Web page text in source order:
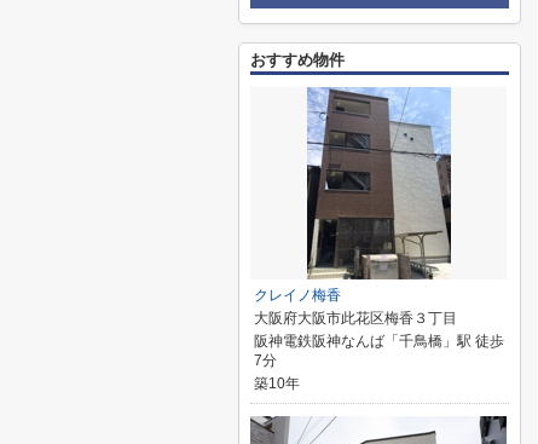
おすすめ物件
クレイノ梅香
大阪府大阪市此花区梅香３丁目
阪神電鉄阪神なんば「千鳥橋」駅 徒歩
7分
築10年